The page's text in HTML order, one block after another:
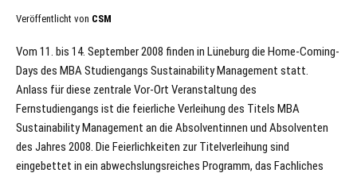
Veröffentlicht von CSM
Vom 11. bis 14. September 2008 finden in Lüneburg die Home-Coming-
Days des MBA Studiengangs Sustainability Management statt.
Anlass für diese zentrale Vor-Ort Veranstaltung des
Fernstudiengangs ist die feierliche Verleihung des Titels MBA
Sustainability Management an die Absolventinnen und Absolventen
des Jahres 2008. Die Feierlichkeiten zur Titelverleihung sind
eingebettet in ein abwechslungsreiches Programm, das Fachliches